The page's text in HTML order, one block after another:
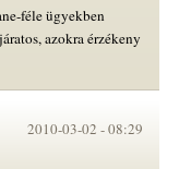
féle ügyekben
azokra érzékeny
2010-03-02 -08:29